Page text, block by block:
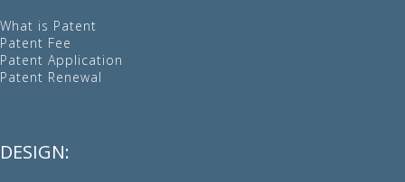
What is Patent
Patent Fee
Patent Application
Patent Renewal
DESIGN: